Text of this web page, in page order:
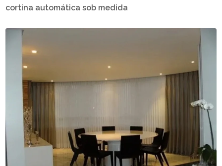
cortina automática sob medida